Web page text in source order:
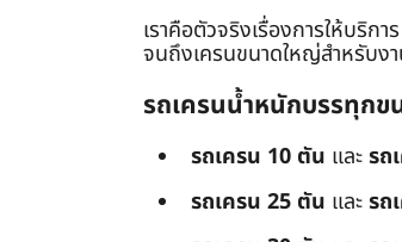
เราคือตัวจริงเรื่องการให้บริการ
จนถึงเครนขนาดใหญ่สำหรับง
รถเครนน้ำหนักบรรทุกข
รถเครน 10 ตัน และรถ
รถเครน 25 ตัน และรถ